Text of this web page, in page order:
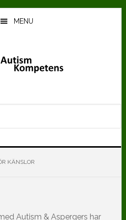
MENU
KÄNSLOR
Autism & Aspergers har